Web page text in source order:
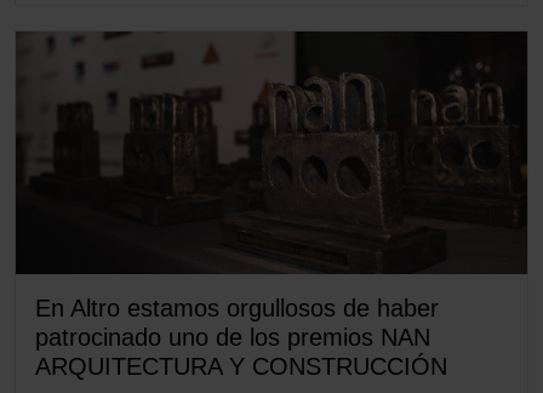
En Altro estamos orgullosos de haber
patrocinado uno de los premios NAN
ARQUITECTURA Y CONSTRUCCIÓN